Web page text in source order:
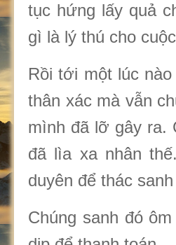
tục hứng lấy quả
gì là lý thú cho
Rồi tới một lúc
thân xác mà vẫn
mình đã lỡ gây ra.
đã lìa xa nhân
duyên để thác
Chúng sanh đó